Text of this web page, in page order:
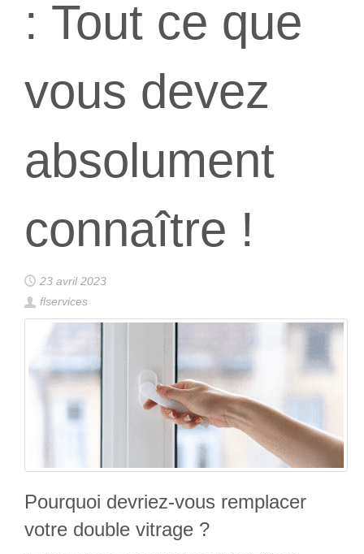
: Tout ce que
vous devez
absolument
connaître !
23 avril 2023
flservices
Pourquoi devriez-vous remplacer
votre double vitrage ?